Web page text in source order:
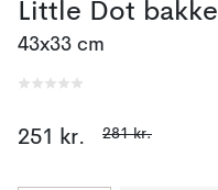
Little Dot bakke
43x33 cm
251 kr. 281 kr.